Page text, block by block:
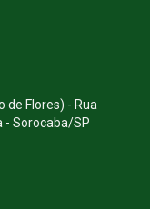
de Flores) - Rua
- Sorocaba/SP